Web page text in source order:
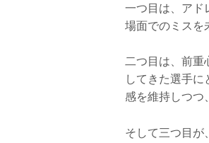
一つ目は、アド
場面でのミスを
二つ目は、前重
してきた選手
感を維持しつつ
そして三つ目が